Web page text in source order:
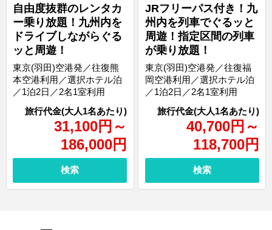
自由度抜群のレンタカ
ー乗り放題！九州内を
ドライブしながらぐる
ッと周遊！
31,100円 ～
186,000円
東京(羽田)空港発／往復熊
本空港利用／選択ホテル泊
／1泊2日／2名1室利用
検索
JRフリーパス付き！九
州内を列車でぐるッと
周遊！指定区間の列車
が乗り放題！
40,700円 ～
118,700円
東京(羽田)空港発／往復福
岡空港利用／選択ホテル泊
／1泊2日／2名1室利用
検索